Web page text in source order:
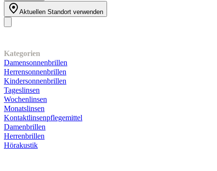
Aktuellen Standort verwenden
Kategorien
Damensonnenbrillen
Herrensonnenbrillen
Kindersonnenbrillen
Tageslinsen
Wochenlinsen
Monatslinsen
Kontaktlinsenpflegemittel
Damenbrillen
Herrenbrillen
Hörakustik